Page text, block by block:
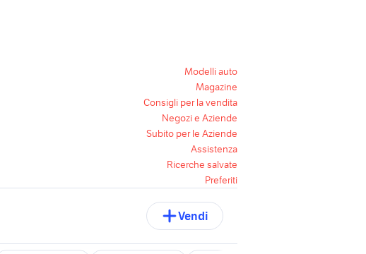
Modelli auto
Magazine
Consigli per la vendita
Negozi e Aziende
Subito per le Aziende
Assistenza
Ricerche salvate
Preferiti
Vendi